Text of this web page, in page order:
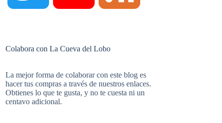
e
b
t
e l
Colabora con La Cueva del Lobo
La mejor forma de colaborar con este blog es
hacer tus compras a través de nuestros enlaces.
Obtienes lo que te gusta, y no te cuesta ni un
centavo adicional.